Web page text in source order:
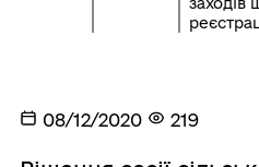
08/12/2020 219